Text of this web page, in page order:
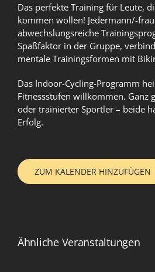
Das perfekte Training für Leute,
kommen wollen! Jedermann/-
abwechslungsreiche
Spaßfaktor in der Gruppe,
mentale Trainingsformen mit
Das Indoor-Cycling-Programm
Fitnessstufen willkommen. Ganz
oder trainierter Sportler – beide
Erfolg.
ZUM KALENDER HINZUFÜGEN
Ähnliche Veranstaltungen